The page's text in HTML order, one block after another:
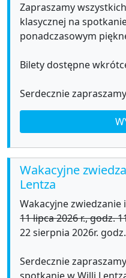
Zapraszamy
klasycznej na
ponadczasowym
Bilety dostępne
Serdecznie
Wakacyjne
Lentza
Wakacyjne zwiedzanie
11 lipca 2026 r., godz.
22 sierpnia 2026r.
Serdecznie